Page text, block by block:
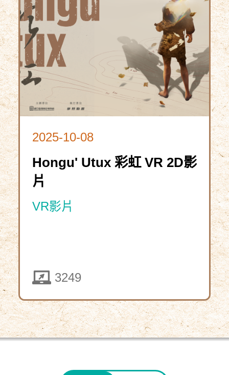
2025-10-08
Hongu' Utux 彩虹 VR 2D影
片
VR影片
3249
教
下
載
資